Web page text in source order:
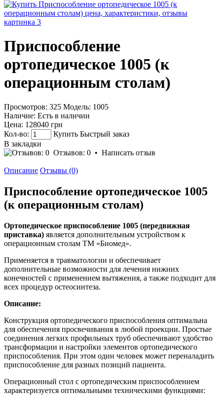
Приспособление
ортопедическое 1005 (к
операционным столам)
Просмотров: 325 Модель: 1005
Наличие: Есть в наличии
Цена: 128040 грн
Кол-во:
Купить Быстрый заказ
В закладки
Отзывов: 0 • Написать отзыв
Описание Отзывы (0)
Приспособление ортопедическое 1005
(к операционным столам)
Ортопедическое приспособление 1005 (передвижная
приставка) является дополнительным устройством к
операционным столам ТМ «Биомед».
Применяется в травматологии и обеспечивает
дополнительные возможности для лечения нижних
конечностей с применением вытяжения, а также подходит для
всех процедур остеосинтеза.
Описание:
Конструкция ортопедического приспособления оптимальна
для обеспечения просвечивания в любой проекции. Простые
соединения легких профильных труб обеспечивают удобство
трансформации и настройки элементов ортопедического
приспособления. При этом один человек может переналадить
приспособление для разных позиций пациента.
Операционный стол с ортопедическим приспособлением
характеризуется оптимальными техническими функциями: